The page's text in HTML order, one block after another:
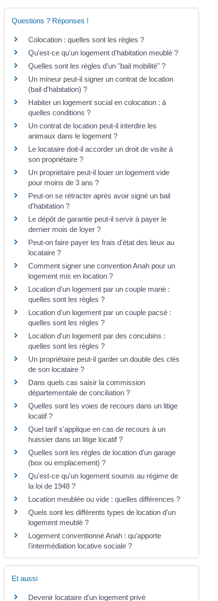
Questions ? Réponses !
Colocation : quelles sont les règles ?
Qu'est-ce qu'un logement d'habitation meublé ?
Quelles sont les règles d'un "bail mobilité" ?
Un mineur peut-il signer un contrat de location
(bail d'habitation) ?
Habiter un logement social en colocation : à
quelles conditions ?
Un contrat de location peut-il interdire les
animaux dans le logement ?
Le locataire doit-il accorder un droit de visite à
son propriétaire ?
Un propriétaire peut-il louer un logement vide
pour moins de 3 ans ?
Peut-on se rétracter après avoir signé un bail
d'habitation ?
Le dépôt de garantie peut-il servir à payer le
dernier mois de loyer ?
Peut-on faire payer les frais d'état des lieux au
locataire ?
Comment signer une convention Anah pour un
logement mis en location ?
Location d'un logement par un couple marié :
quelles sont les règles ?
Location d'un logement par un couple pacsé :
quelles sont les règles ?
Location d'un logement par des concubins :
quelles sont les règles ?
Un propriétaire peut-il garder un double des clés
de son locataire ?
Dans quels cas saisir la commission
départementale de conciliation ?
Quelles sont les voies de recours dans un litige
locatif ?
Quel tarif s'applique en cas de recours à un
huissier dans un litige locatif ?
Quelles sont les règles de location d'un garage
(box ou emplacement) ?
Qu'est-ce qu'un logement soumis au régime de
la loi de 1948 ?
Location meublée ou vide : quelles différences ?
Quels sont les différents types de location d'un
logement meublé ?
Logement conventionné Anah : qu'apporte
l'intermédiation locative sociale ?
Et aussi
Devenir locataire d'un logement privé